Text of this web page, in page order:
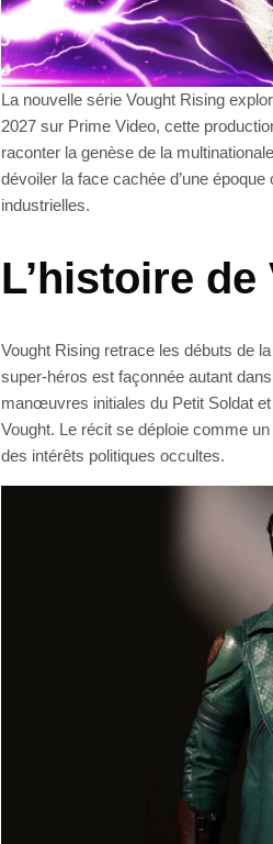
La nouvelle série Vought Rising
2027 sur Prime Video, cette
raconter la genèse de la
dévoiler la face cachée d’une
industrielles.
L’histoire
Vought Rising retrace les débuts de
super-héros est façonnée autant
manœuvres initiales du Petit Soldat
Vought. Le récit se déploie comme
des intérêts politiques occultes.